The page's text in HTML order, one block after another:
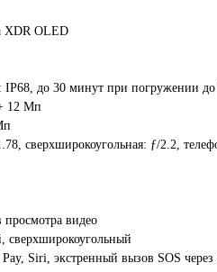
XDR OLED
IP68, до 30 минут при погружении до
12 Мп
сверхшироко­угольная: ƒ/2.2,
видео
сверхширокоугольный
Siri, экстренный вызов SOS через